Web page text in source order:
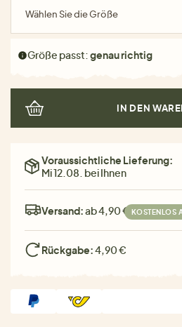
Wählen Sie die Größe
Größe passt:genau richtig
IN DEN
Voraussichtliche Lieferung:
Mi 12.08. bei Ihnen
Versand:ab 4,90 € KOSTENLOS
Rückgabe:4,90 €